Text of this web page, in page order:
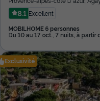
8.1 Excellent
MOBILHOME 6 personnes
Du 10 au 17 oct., 7 nuits, à partir
Exclusivité